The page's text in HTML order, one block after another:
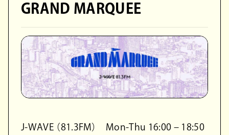
GRAND MARQUEE
J-WAVE （81.3FM） Mon-Thu 16:00 – 18:50